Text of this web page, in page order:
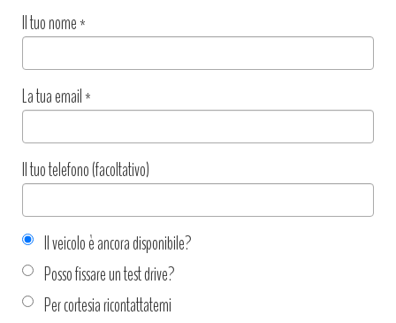
Il tuo nome*
La tua email*
Il tuo telefono (facoltativo)
Il veicolo è ancora disponibile?
Posso fissare un test drive?
Per cortesia ricontattatemi